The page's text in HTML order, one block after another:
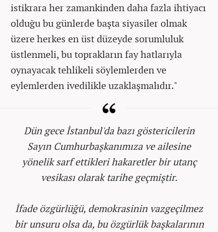
istikrara her zamankinden daha fazla ihtiyacı
olduğu bu günlerde başta siyasiler olmak
üzere herkes en üst düzeyde sorumluluk
üstlenmeli, bu toprakların fay hatlarıyla
oynayacak tehlikeli söylemlerden ve
eylemlerden ivedilikle uzaklaşmalıdır."
Dün gece İstanbul'da bazı göstericilerin
Sayın Cumhurbaşkanımıza ve ailesine
yönelik sarf ettikleri hakaretler bir utanç
vesikası olarak tarihe geçmiştir.
İfade özgürlüğü, demokrasinin vazgeçilmez
bir unsuru olsa da, bu özgürlük başkalarının